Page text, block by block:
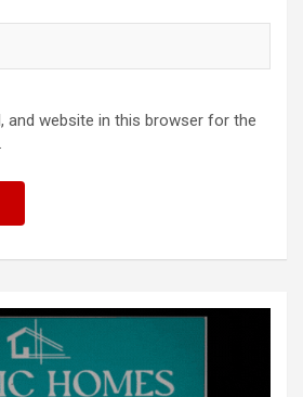
and website in this browser for the